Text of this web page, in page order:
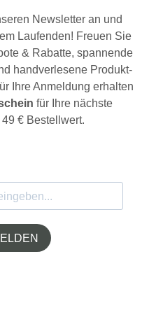
Newsletter an und
Laufenden! Freuen Sie
& Rabatte, spannende
handverlesene Produkt-
Ihre Anmeldung erhalten
für Ihre nächste
€ Bestellwert.